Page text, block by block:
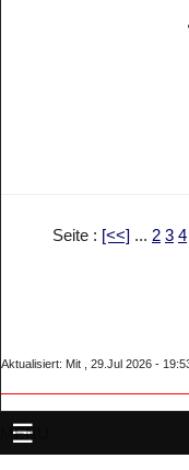
Seite : [<<] ... 2 3 4
Aktualisiert: Mit , 29.Jul 2026 -
MENU